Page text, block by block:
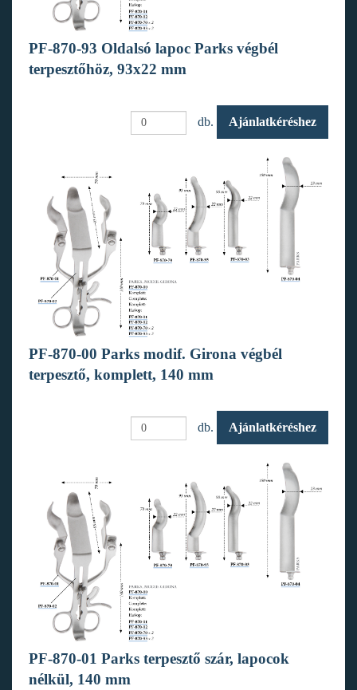
PF-870-93 Oldalsó lapoc Parks végbél
terpesztőhöz, 93x22 mm
db. Ajánlatkéréshez
PF-870-00 Parks modif. Girona végbél
terpesztő, komplett, 140 mm
db. Ajánlatkéréshez
PF-870-01 Parks terpesztő szár, lapocok
nélkül, 140 mm